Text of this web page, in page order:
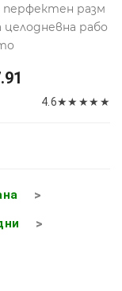
перфектен разм
рабо
4.6★★ ★★ ★